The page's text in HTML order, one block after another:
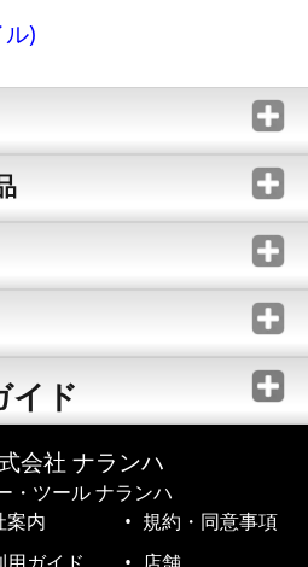
)
イド
会社 ナランハ
・ツール ナランハ
案内
規約・同意事項